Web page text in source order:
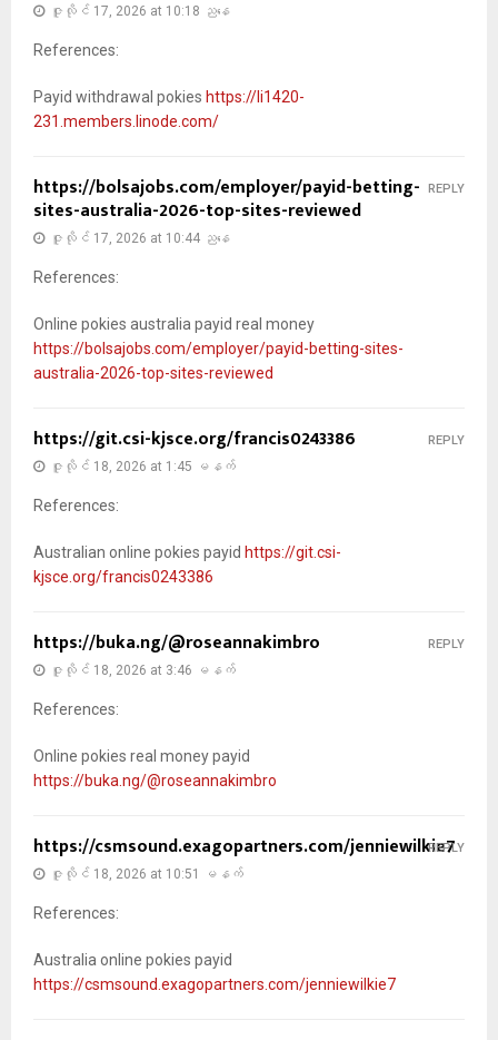
ဇူလိုင် 17, 2026 at 10:18 ညနေ
References:
Payid withdrawal pokies https://li1420-
231.members.linode.com/
https://bolsajobs.com/employer/payid-betting-
sites-australia-2026-top-sites-reviewed
ဇူလိုင် 17, 2026 at 10:44 ညနေ
References:
Online pokies australia payid real money
https://bolsajobs.com/employer/payid-betting-sites-
australia-2026-top-sites-reviewed
REPLY
https://git.csi-kjsce.org/francis0243386
ဇူလိုင် 18, 2026 at 1:45 မနက်
References:
Australian online pokies payid https://git.csi-
kjsce.org/francis0243386
REPLY
https://buka.ng/@roseannakimbro
ဇူလိုင် 18, 2026 at 3:46 မနက်
References:
Online pokies real money payid
https://buka.ng/@roseannakimbro
REPLY
https://csmsound.exagopartners.com/jenniewilkie7
ဇူလိုင် 18, 2026 at 10:51 မနက်
References:
Australia online pokies payid
https://csmsound.exagopartners.com/jenniewilkie7
REPLY